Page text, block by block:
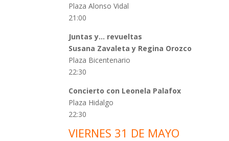
Plaza Alonso Vidal
21:00
Juntas y… revueltas
Susana Zavaleta y Regina Orozco
Plaza Bicentenario
22:30
Concierto con Leonela Palafox
Plaza Hidalgo
22:30
VIERNES 31 DE MAYO